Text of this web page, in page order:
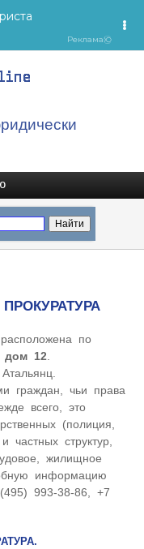
по
дом 12
граждан, чьи права
всего, это
(полиция,
частных структур,
жилищное
информацию
993-38-86, +7